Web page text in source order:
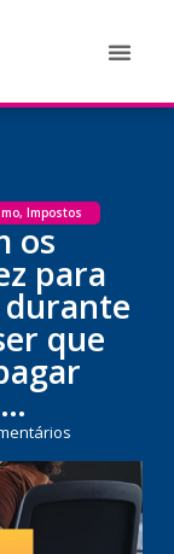
, Impostos
os
para
que